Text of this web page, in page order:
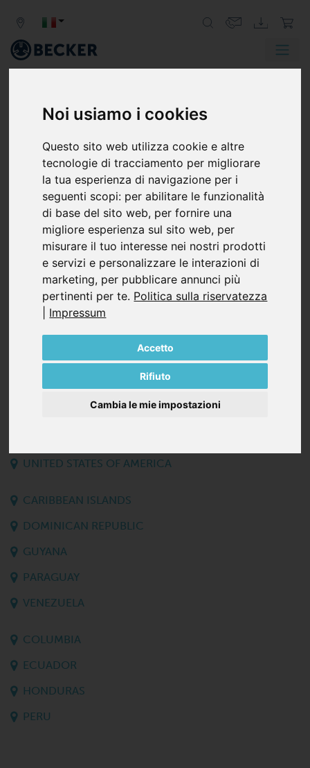
Noi usiamo i cookies
Questo sito web utilizza cookie e altre
tecnologie di tracciamento per migliorare
la tua esperienza di navigazione per i
seguenti scopi: per abilitare le funzionalità
di base del sito web, per fornire una
migliore esperienza sul sito web, per
misurare il tuo interesse nei nostri prodotti
e servizi e personalizzare le interazioni di
marketing, per pubblicare annunci più
pertinenti per te. Politica sulla riservatezza
Impressum
Accetto
Rifiuto
Cambia le mie impostazioni
BECKERLOCATIONS
AMERICA
BOLIVIA
COSTA RICA
EL SALVADOR
MEXICO
SURINAME
CANADA
CUBA
UNITED STATES OF AMERICA
CARIBBEAN ISLANDS
DOMINICAN REPUBLIC
GUYANA
PARAGUAY
VENEZUELA
COLUMBIA
ECUADOR
HONDURAS
PERU